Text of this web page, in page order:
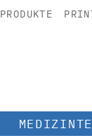
PRODUKTE